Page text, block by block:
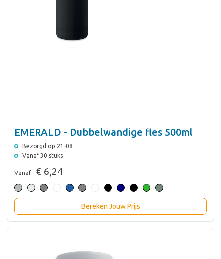
EMERALD - Dubbelwandige fles 500ml
Bezorgd op 21-08
Vanaf 30 stuks
Vanaf € 6,24
Bereken Jouw Prijs